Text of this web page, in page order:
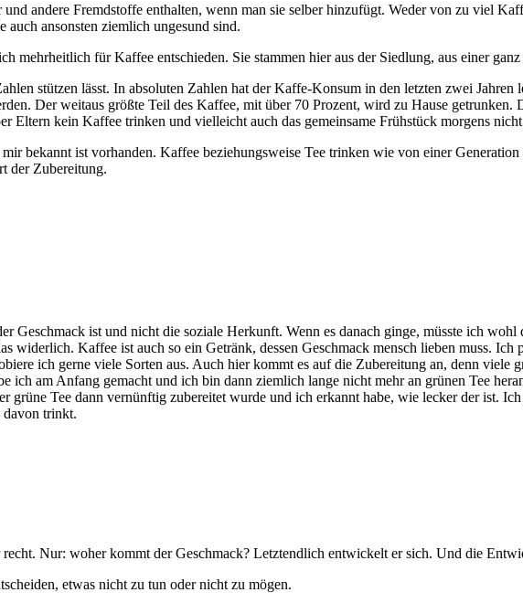
andere Fremdstoffe enthalten, wenn man sie selber hinzufügt. Weder von zu viel
ansonsten ziemlich ungesund sind.
mehrheitlich für Kaffee entschieden. Sie stammen hier aus der Siedlung, aus einer
stützen lässt. In absoluten Zahlen hat der Kaffe-Konsum in den letzten zwei
Der weitaus größte Teil des Kaffee, mit über 70 Prozent, wird zu Hause getrunken.
Eltern kein Kaffee trinken und vielleicht auch das gemeinsame Frühstück morgens
bekannt ist vorhanden. Kaffee beziehungsweise Tee trinken wie von einer
der Zubereitung.
Geschmack ist und nicht die soziale Herkunft. Wenn es danach ginge, müsste ich
widerlich. Kaffee ist auch so ein Getränk, dessen Geschmack mensch lieben muss.
ich gerne viele Sorten aus. Auch hier kommt es auf die Zubereitung an, denn viele
ich am Anfang gemacht und ich bin dann ziemlich lange nicht mehr an grünen Tee
grüne Tee dann vernünftig zubereitet wurde und ich erkannt habe, wie lecker der ist.
davon trinkt.
recht. Nur: woher kommt der Geschmack? Letztendlich entwickelt er sich. Und die
etwas nicht zu tun oder nicht zu mögen.